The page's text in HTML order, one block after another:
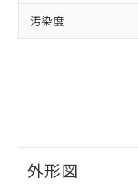
汚染度
外形図
用
51物質
※本証明
るもので
している